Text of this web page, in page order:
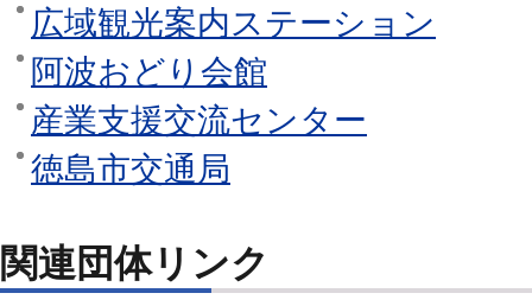
広域観光案内ステーション
阿波おどり会館
産業支援交流センター
徳島市交通局
関連団体リンク